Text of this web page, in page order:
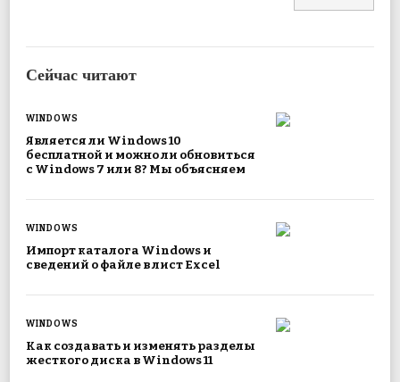
Сейчас читают
WINDOWS
Является ли Windows 10
бесплатной и можно ли обновиться
с Windows 7 или 8? Мы объясняем
WINDOWS
Импорт каталога Windows и
сведений о файле в лист Excel
WINDOWS
Как создавать и изменять разделы
жесткого диска в Windows 11